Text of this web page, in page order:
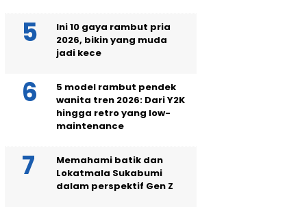
Ini 10 gaya rambut pria
2026, bikin yang muda
jadi kece
5 model rambut pendek
wanita tren 2026: Dari Y2K
hingga retro yang low-
maintenance
Memahami batik dan
Lokatmala Sukabumi
dalam perspektif Gen Z